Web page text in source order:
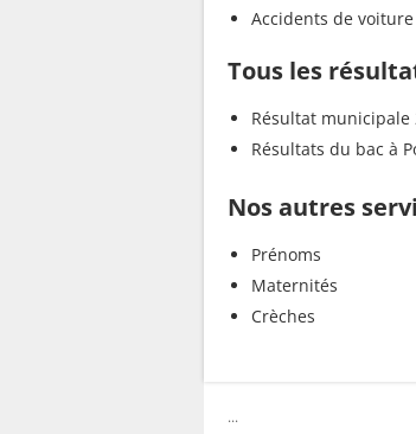
Accidents de
Tous les
Résultat municipale
Résultats du bac à
Nos autres
Prénoms
Maternités
Crèches
...